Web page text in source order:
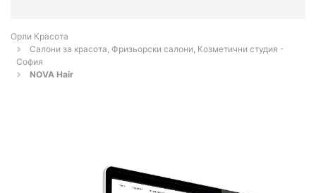
Орли Красота
Салони за красота, Фризьорски салони, Козметични студия -
София
NOVA Hair